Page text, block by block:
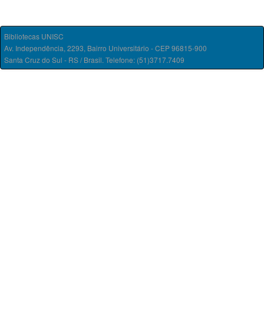
Bibliotecas UNISC
Av. Independência, 2293, Bairro Universitário - CEP 96815-900
Santa Cruz do Sul - RS / Brasil. Telefone: (51)3717.7409